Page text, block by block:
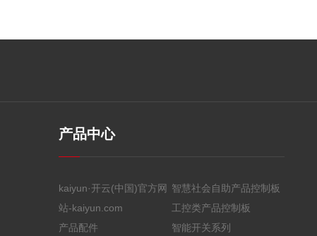
产品中心
kaiyun·开云(中国)官方网
站-kaiyun.com
智慧社会自助产品控制板
工控类产品控制板
产品配件
智能开关系列